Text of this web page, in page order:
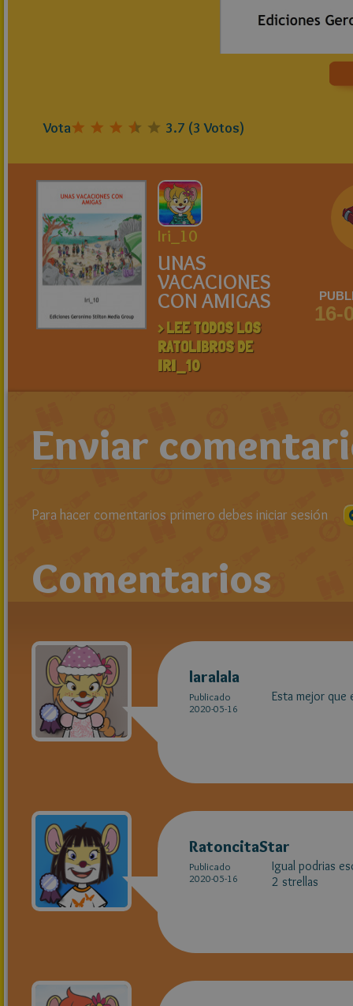
Vota 3.7 (3 Votos)
Iri_10
UNAS
VACACIONES
CON AMIGAS
> LEE TODOS LOS
RATOLIBROS DE
IRI_10
16-
Enviar
Para hacer comentarios primero debes iniciar sesión
Comentarios
laralala
Publicado
2020-05-16
Esta mejor
RatoncitaStar
Publicado
2020-05-16
Igual podrias
2 strellas